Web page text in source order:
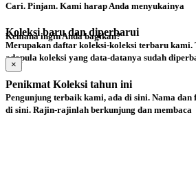
Cari. Pinjam. Kami harap Anda menyukainya
Koleksi baru dan diperbarui
Merupakan daftar koleksi-koleksi terbaru kami.
adapula koleksi yang data-datanya sudah
Penikmat Koleksi tahun ini
Pengunjung terbaik kami, ada di sini. Nama dan
di sini. Rajin-rajinlah berkunjung dan membaca
Kemana ingin Anda bagikan?
×